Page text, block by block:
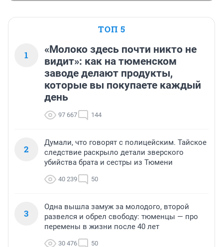
ТОП 5
1
«Молоко здесь почти никто не
видит»: как на тюменском
заводе делают продукты,
которые вы покупаете каждый
день
97 667 144
2
Думали, что говорят с полицейским. Тайское
следствие раскрыло детали зверского
убийства брата и сестры из Тюмени
40 239 50
3
Одна вышла замуж за молодого, второй
развелся и обрел свободу: тюменцы — про
перемены в жизни после 40 лет
30 476 50